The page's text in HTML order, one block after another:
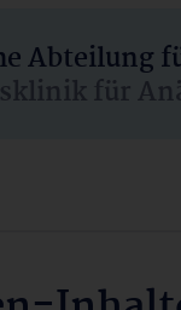
Abteilung
für